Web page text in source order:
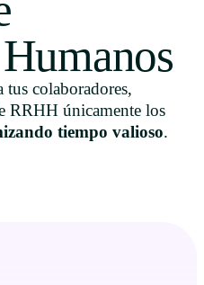
tus colaboradores,
RRHH únicamente los
tiempo valioso.